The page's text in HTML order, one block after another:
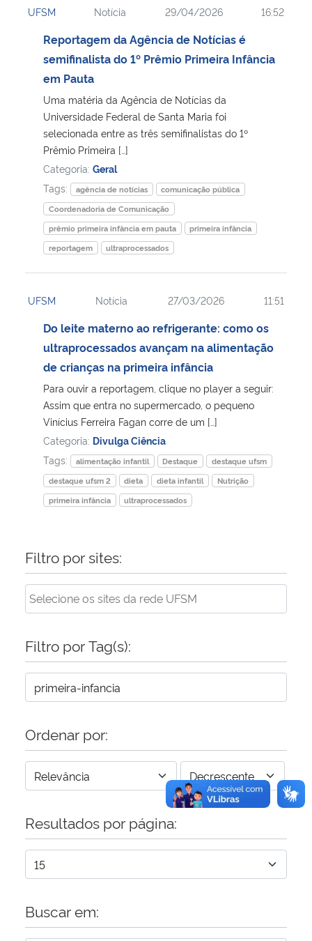
Ministério da Cidadania
Ministério da Saúde
Ministério de Minas e Energia
Ministério da Ciência, Tecnologia, Inovações e Comunicações
Ministério do Turismo
Ministério do Desenvolvimento Regional
Controladoria-Geral da União
Ministério da Mulher, da Família e dos Direitos Humanos
Secretaria-Geral
Gabinete de Segurança Institucional
Advocacia-Geral da União
Banco Central do Brasil
UFSM Notícia 29/04/2026 16:52
Reportagem da Agência de Notícias é
semifinalista do 1º Prêmio Primeira Infância
em Pauta
Uma matéria da Agência de Notícias da
Universidade Federal de Santa Maria foi
selecionada entre as três semifinalistas do 1º
Prêmio Primeira […]
Categoria: Geral
Tags:
agência de notícias
comunicação pública
Coordenadoria de Comunicação
prêmio primeira infância em pauta
primeira infância
reportagem
ultraprocessados
UFSM Notícia 27/03/2026 11:51
Do leite materno ao refrigerante: como os
ultraprocessados avançam na alimentação
de crianças na primeira infância
Para ouvir a reportagem, clique no player a seguir:
Assim que entra no supermercado, o pequeno
Vinícius Ferreira Fagan corre de um […]
Categoria: Divulga Ciência
Tags:
alimentação infantil Destaque
destaque ufsm
destaque ufsm 2
dieta dieta infantil
Nutrição
primeira infância
ultraprocessados
Filtro por sites:
Filtro por Tag(s):
Ordenar por:
Resultados por página:
Buscar em: